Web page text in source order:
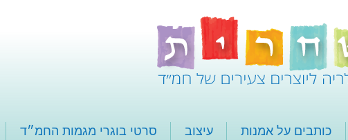
כותבים על אמנות עיצוב סרטי בוגרי מגמות החמ״ד